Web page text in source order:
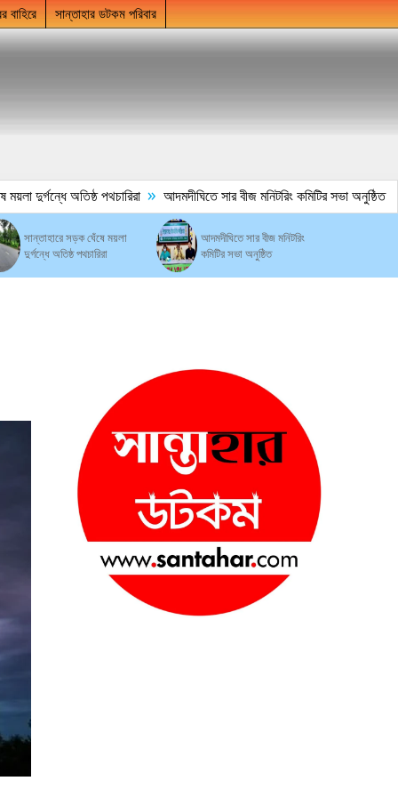
বাহিরে সান্তাহার ডটকম পরিবার
দুর্গন্ধে অতিষ্ঠ পথচারিরা » আদমদীঘিতে সার বীজ মনিটরিং কমিটির সভা অনুষ্ঠিত
সান্তাহারে সড়ক ঘেঁষে ময়লা
দুর্গন্ধে অতিষ্ঠ পথচারিরা
আদমদীঘিতে সার বীজ মনিটরিং
কমিটির সভা অনুষ্ঠিত